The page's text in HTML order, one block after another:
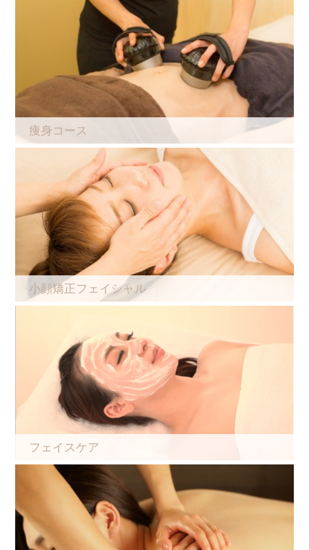
痩身コース
小顔矯正フェイシャル
フェイスケア